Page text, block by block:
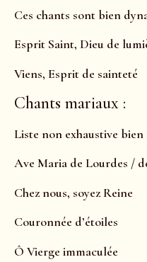
Ces chants sont bien
Esprit Saint, Dieu de
Viens, Esprit de sainteté
Chants mariaux :
Liste non exhaustive
Ave Maria de Lourdes /
Chez nous, soyez Reine
Couronnée d’étoiles
Ô Vierge immaculée